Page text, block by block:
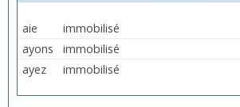
aie
immobilisé
ayons
immobilisé
ayez
immobilisé